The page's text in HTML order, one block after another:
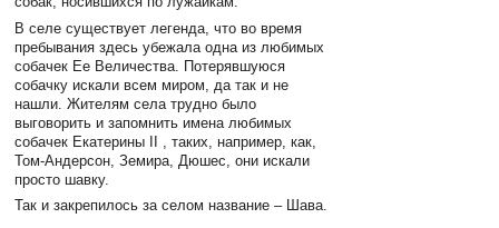
В селе существует легенда, что во время
пребывания здесь убежала одна из любимых
собачек Ее Величества. Потерявшуюся
собачку искали всем миром, да так и не
нашли. Жителям села трудно было
выговорить и запомнить имена любимых
собачек Екатерины II , таких, например, как,
Том-Андерсон, Земира, Дюшес, они искали
просто шавку.
Так и закрепилось за селом название – Шава.